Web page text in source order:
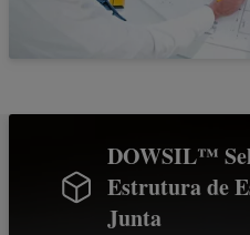
DOWSIL™
Estrutura de
Junta